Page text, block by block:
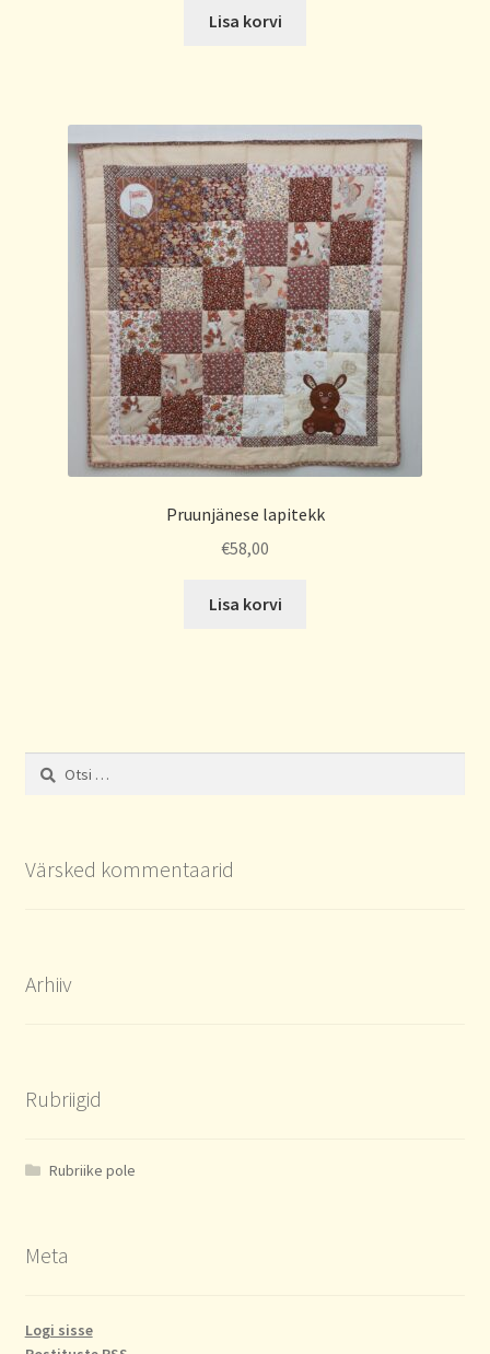
Lisa korvi
Pruunjänese lapitekk
€58,00
Lisa korvi
Otsi:
Värsked kommentaarid
Arhiiv
Rubriigid
Rubriike pole
Meta
Logi sisse